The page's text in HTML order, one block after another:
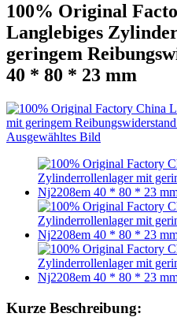
100% Original
Langlebiges
geringem
40 * 80 * 23 mm
Kurze Beschreibung: